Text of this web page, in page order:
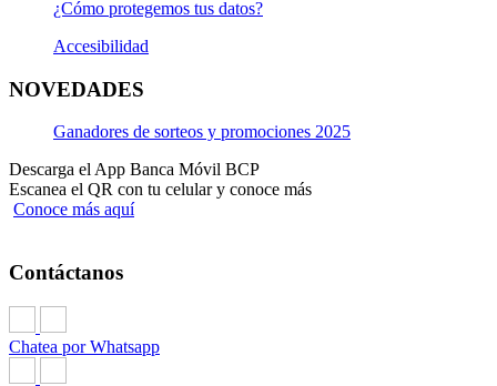
¿Cómo protegemos tus datos?
Accesibilidad
NOVEDADES
Ganadores de sorteos y promociones 2025
Descarga el App Banca Móvil BCP
Escanea el QR con tu celular y conoce más
Conoce más aquí
Contáctanos
Chatea por Whatsapp